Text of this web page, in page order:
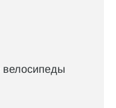
велосипеды